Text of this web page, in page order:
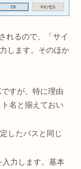
れるので、「サイ
します。そのほか
すが、特に理由
名と揃えておい
したパスと同じ
力します。基本